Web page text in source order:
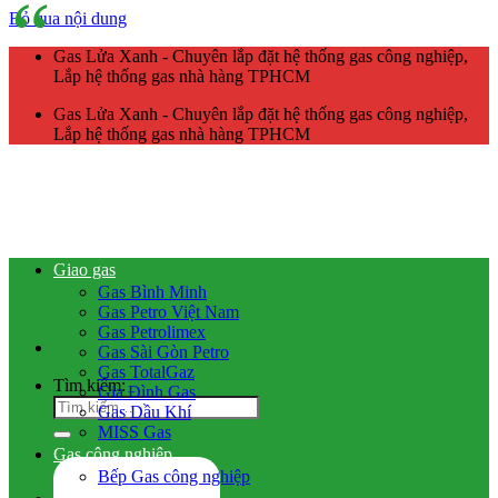
Bỏ qua nội dung
Gas Lửa Xanh - Chuyên lắp đặt hệ thống gas công nghiệp,
Lắp hệ thống gas nhà hàng TPHCM
Gas Lửa Xanh - Chuyên lắp đặt hệ thống gas công nghiệp,
Lắp hệ thống gas nhà hàng TPHCM
Tìm kiếm:
Giao gas
Gas Bình Minh
Gas Petro Việt Nam
Gas Petrolimex
Gas Sài Gòn Petro
Gas TotalGaz
Gia Đình Gas
Gas Dầu Khí
MISS Gas
Gas công nghiệp
Bếp Gas công nghiệp